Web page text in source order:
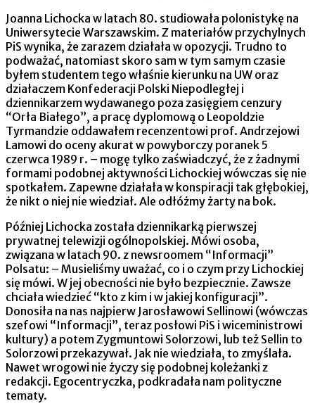
Joanna Lichocka w latach 80. studiowała polonistykę na
Uniwersytecie Warszawskim. Z materiałów przychylnych
PiS wynika, że zarazem działała w opozycji. Trudno to
podważać, natomiast skoro sam w tym samym czasie
byłem studentem tego właśnie kierunku na UW oraz
działaczem Konfederacji Polski Niepodległej i
dziennikarzem wydawanego poza zasięgiem cenzury
“Orła Białego”, a pracę dyplomową o Leopoldzie
Tyrmandzie oddawałem recenzentowi prof. Andrzejowi
Lamowi do oceny akurat w powyborczy poranek 5
czerwca 1989 r. – mogę tylko zaświadczyć, że z żadnymi
formami podobnej aktywności Lichockiej wówczas się nie
spotkałem. Zapewne działała w konspiracji tak głębokiej,
że nikt o niej nie wiedział. Ale odłóżmy żarty na bok.
Później Lichocka została dziennikarką pierwszej
prywatnej telewizji ogólnopolskiej. Mówi osoba,
związana w latach 90. z newsroomem “Informacji”
Polsatu: – Musieliśmy uważać, co i o czym przy Lichockiej
się mówi. W jej obecności nie było bezpiecznie. Zawsze
chciała wiedzieć “kto z kim i w jakiej konfiguracji”.
Donosiła na nas najpierw Jarosławowi Sellinowi (wówczas
szefowi “Informacji”, teraz posłowi PiS i wiceministrowi
kultury) a potem Zygmuntowi Solorzowi, lub też Sellin to
Solorzowi przekazywał. Jak nie wiedziała, to zmyślała.
Nawet wrogowi nie życzy się podobnej koleżanki z
redakcji. Egocentryczka, podkradała nam polityczne
tematy.